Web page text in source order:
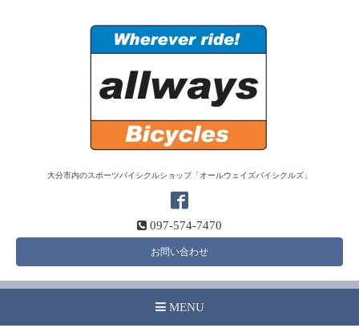
大分市内のスポーツバイシクルショップ「オールウェイズバイシクルズ」
097-574-7470
お問い合わせ
MENU